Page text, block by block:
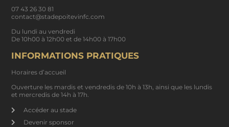
07 43 26 30 81
contact@stadepoitevinfc.com
Du lundi au vendredi
De 10h00 à 12h00 et de 14h00 à 17h00
INFORMATIONS PRATIQUES
Horaires d’accueil
Ouverture les mardis et vendredis de 10h à 13h, ainsi que les lundis
et mercredis de 14h à 17h.
Accéder au stade
Devenir sponsor